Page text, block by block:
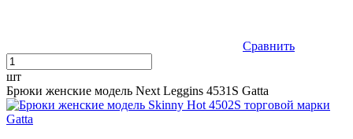
Сравнить
шт
Брюки женские модель Next Leggins 4531S Gatta